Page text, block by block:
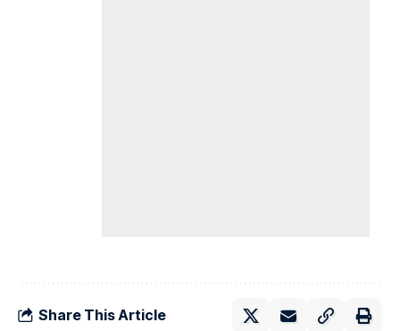
Share This Article